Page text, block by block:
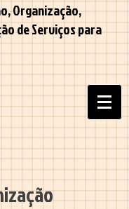
Organização,
de Serviços para